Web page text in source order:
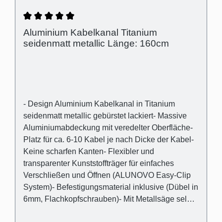
Durchschnittliche Bewertung von 5 von 5
Aluminium Kabelkanal Titanium
seidenmatt metallic Länge: 160cm
- Design Aluminium Kabelkanal in Titanium
seidenmatt metallic gebürstet lackiert- Massive
Aluminiumabdeckung mit veredelter Oberfläche-
Platz für ca. 6-10 Kabel je nach Dicke der Kabel-
Keine scharfen Kanten- Flexibler und
transparenter Kunststoffträger für einfaches
Verschließen und Öffnen (ALUNOVO Easy-Clip
System)- Befestigungsmaterial inklusive (Dübel in
6mm, Flachkopfschrauben)- Mit Metallsäge selbst